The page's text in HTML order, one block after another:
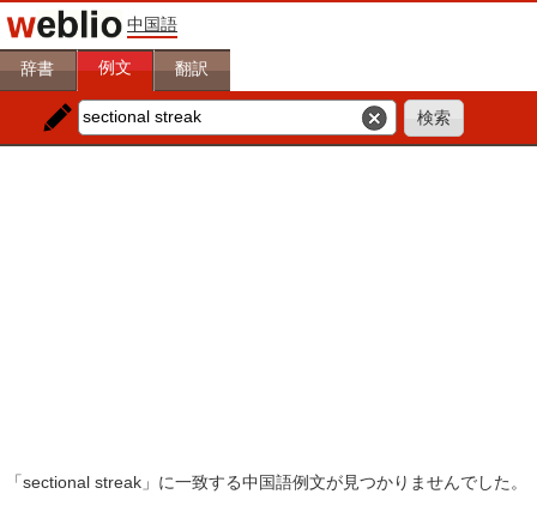
中国語
辞書 例文 翻訳
「sectional streak」に一致する中国語例文が見つかりませんでした。